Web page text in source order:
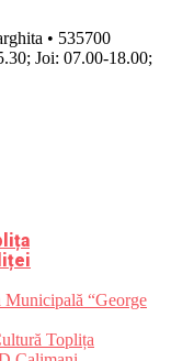
• 535700
Joi: 07.00-18.00;
“George
Toplița